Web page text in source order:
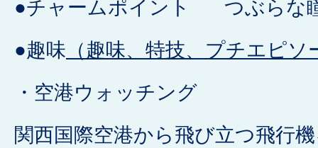
●チャームポイント つぶらな
●趣味 （趣味、特技、プチエピ
・空港ウォッチング
関西国際空港から飛び立つ飛行